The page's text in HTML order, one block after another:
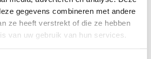
gegevens combineren met andere
ze heeft verstrekt of die ze hebben
van uw gebruik van hun services.